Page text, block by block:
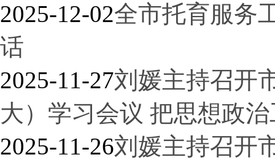
2025-12-02全市托育服务
话
2025-11-27刘媛主持召开
大）学习会议 把思想政
2025-11-26刘媛主持召开